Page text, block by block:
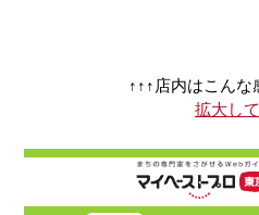
↑↑↑店内はこんな
拡大し